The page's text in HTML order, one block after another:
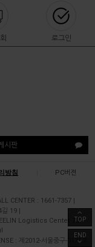
TOP
END
로그인
시판
방침 PC버젼
CENTER : 1661-7357
길 19
Logistics Center 70
: 제2012-서울중구-0175호